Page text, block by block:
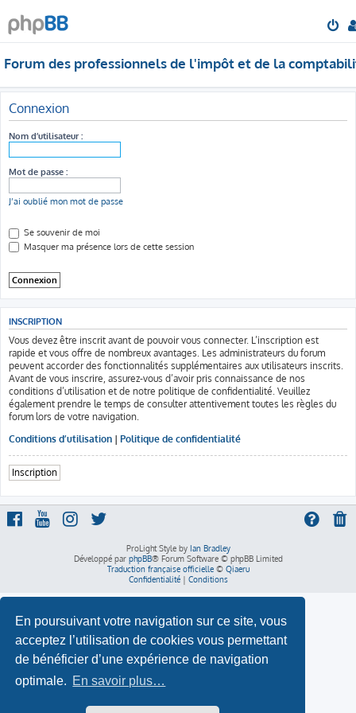
En poursuivant votre navigation sur ce site, vous
acceptez l’utilisation de cookies vous permettant
de bénéficier d’une expérience de navigation
optimale. En savoir plus…
Forum des professionnels de l'impôt et de la
Connexion
Nom d’utilisateur :
Mot de passe :
J’ai oublié mon mot de passe
Se souvenir de moi
Masquer ma présence lors de cette session
INSCRIPTION
Vous devez être inscrit avant de pouvoir vous connecter. L’inscription est
rapide et vous offre de nombreux avantages. Les administrateurs du forum
peuvent accorder des fonctionnalités supplémentaires aux utilisateurs inscrits.
Avant de vous inscrire, assurez-vous d’avoir pris connaissance de nos
conditions d’utilisation et de notre politique de confidentialité. Veuillez
également prendre le temps de consulter attentivement toutes les règles du
forum lors de votre navigation.
Conditions d’utilisation | Politique de confidentialité
Inscription
ProLight Style by Ian Bradley
Développé par phpBB® Forum Software © phpBB Limited
Traduction française officielle© Qiaeru
Confidentialité| Conditions